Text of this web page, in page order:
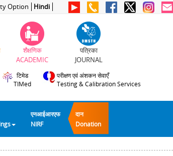
Option Hindi
शैक्षणिक
ACADEMIC
पत्रिका
JOURNAL
टिमेड
TIMed
परीक्षण एवं अंशकन सेवाएँ
Testing & Calibration Services
एनआईआरएफ
NIRF
दान
Donation